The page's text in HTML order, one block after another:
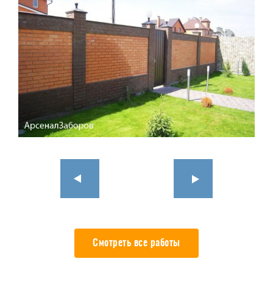
Смотреть все работы